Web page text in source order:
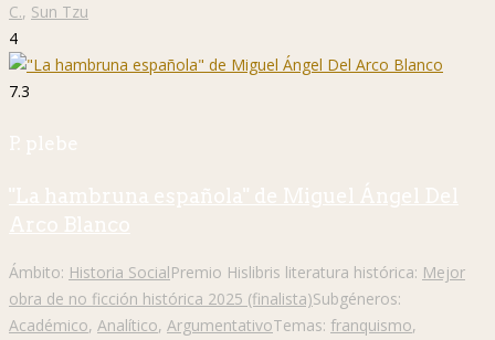
C., Sun Tzu
4
7.3
P. plebe
"La hambruna española" de Miguel Ángel Del
Arco Blanco
Ámbito: Historia SocialPremio Hislibris literatura histórica: Mejor
obra de no ficción histórica 2025 (finalista)Subgéneros:
Académico, Analítico, ArgumentativoTemas: franquismo,